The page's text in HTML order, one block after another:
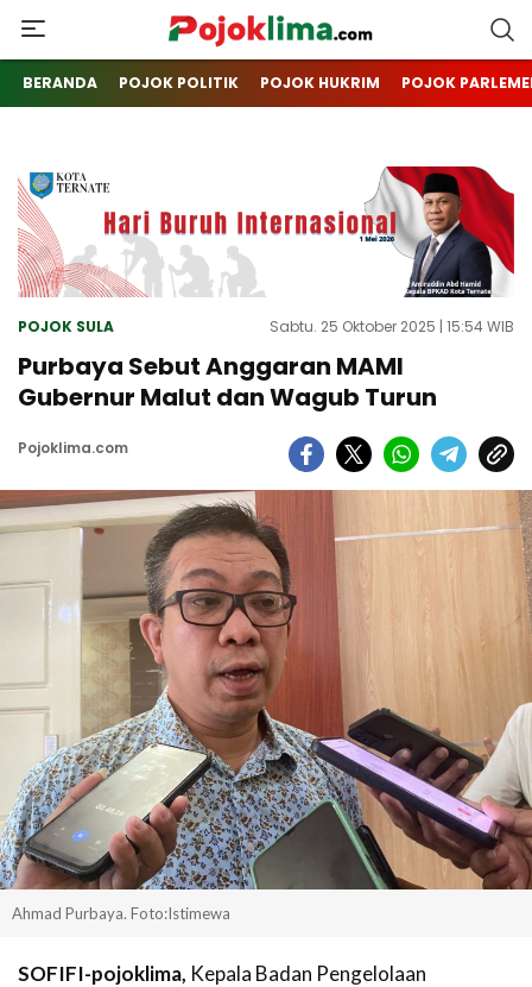
pojoklima.com
Mojokin
BERANDA POJOK POLITIK POJOK HUKRIM POJOK
POJOK SULA Sabtu. 25 Oktober 2025 | 15:54 WIB
Purbaya Sebut Anggaran MAMI
Gubernur Malut dan Wagub Turun
Pojoklima.com
Ahmad Purbaya. Foto:Istimewa
SOFIFI-pojoklima, Kepala Badan Pengelolaan